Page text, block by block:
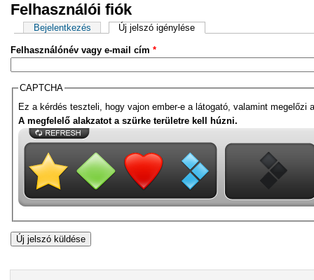
Felhasználói fiók
Elsődleges fülek
Bejelentkezés Új jelszó igénylése
Felhasználónév vagy e-mail cím *
CAPTCHA
Ez a kérdés teszteli, hogy vajon ember-e a látogató, valamint megelőzi
A megfelelő alakzatot a szürke területre kell húzni.